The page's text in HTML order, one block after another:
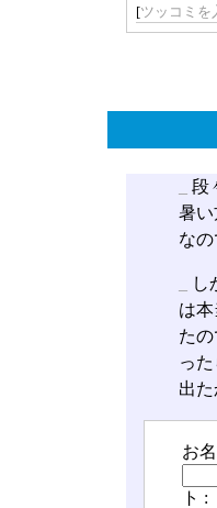
[ツッコミを
段
暑
なの
し
は
た
っ
出た
お
ト :